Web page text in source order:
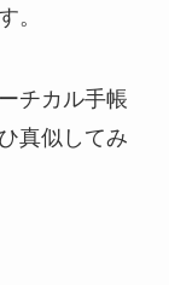
。
チカル手帳
真似してみ